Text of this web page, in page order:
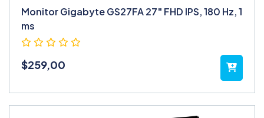
Monitor Gigabyte GS27FA 27" FHD IPS, 180 Hz, 1
ms
$259,00